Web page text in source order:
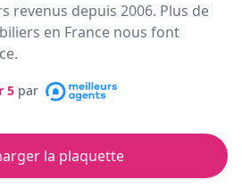
revenus depuis 2006. Plus de
en France nous font
5 par
la plaquette